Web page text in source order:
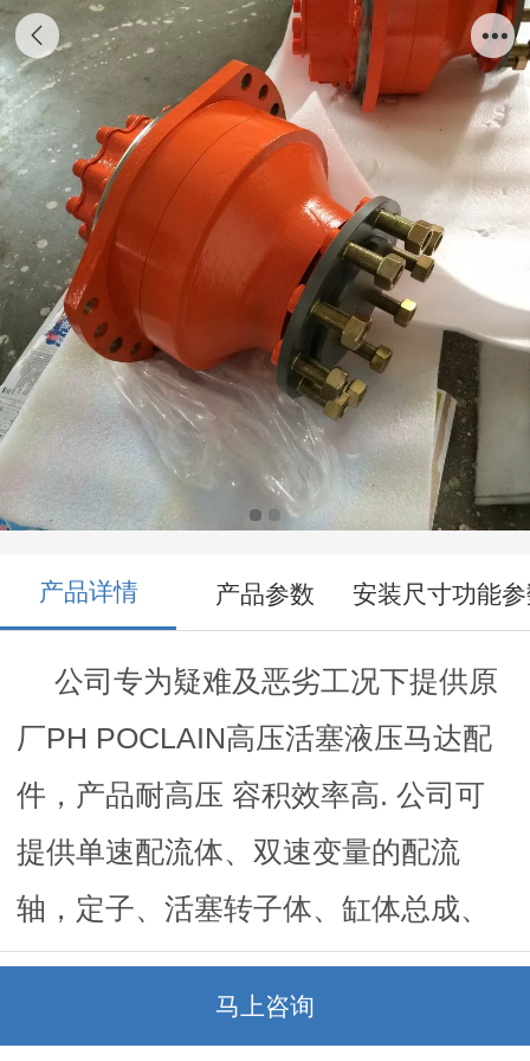
PH POCLAIN高压活塞液压马达原装配件
产品详情 产品参数 安装尺寸功能
公司专为疑难及恶劣工况下提供原
厂PH POCLAIN高压活塞液压马达配
件，产品耐高压 容积效率高. 公司可
提供单速配流体、双速变量的配流
轴，定子、活塞转子体、缸体总成、
波浪圈、输出轴、密封修理包、轴承
马上咨询